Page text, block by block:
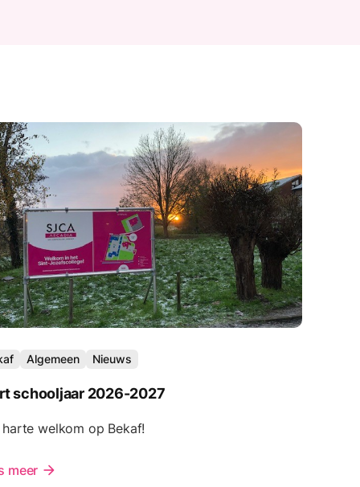
Algemeen Nieuws
schooljaar 2026-2027
harte welkom op Bekaf!
meer arrow_forward